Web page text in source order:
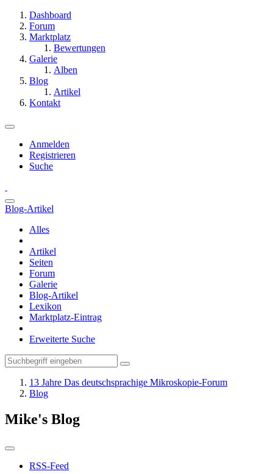
Dashboard
Forum
Marktplatz
Bewertungen
Galerie
Alben
Blog
Artikel
Kontakt
Anmelden
Registrieren
Suche
Blog-Artikel
Alles
Artikel
Seiten
Forum
Galerie
Blog-Artikel
Lexikon
Marktplatz-Eintrag
Erweiterte Suche
13 Jahre Das deutschsprachige Mikroskopie-Forum
Blog
Mike's Blog
RSS-Feed